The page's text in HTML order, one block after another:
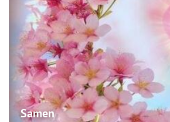
Samen